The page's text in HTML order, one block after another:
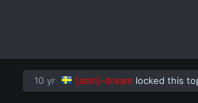
10 yr [adm]-dream locked this